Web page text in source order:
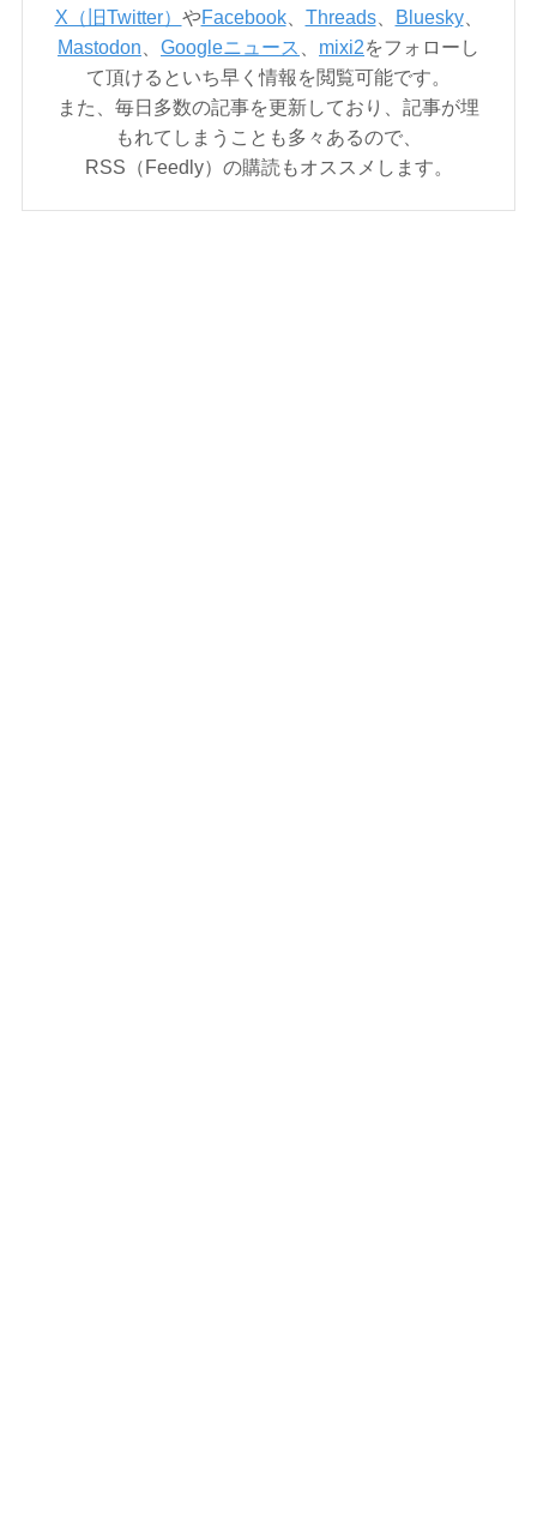
X（旧Twitter） やFacebook、 Threads、 Bluesky、
Mastodon
Googleニュース mixi2をフォローし
て頂けるといち早く情報を閲覧可能です。
また、毎日多数の記事を更新しており、記事が埋
もれてしまうことも多々あるので、
RSS（Feedly）の購読もオススメします。